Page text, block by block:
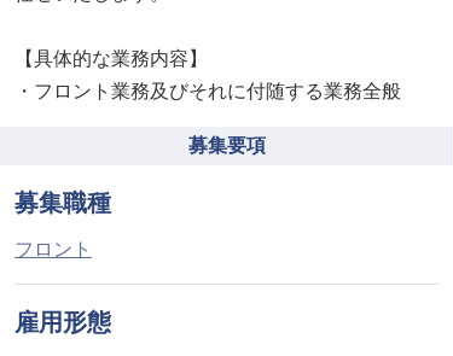
【具体的な業務内容】
・フロント業務及びそれに付随する業務全般
募集要項
募集職種
フロント
雇用形態